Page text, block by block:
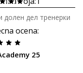
ocena:
25
долен дел тренерки